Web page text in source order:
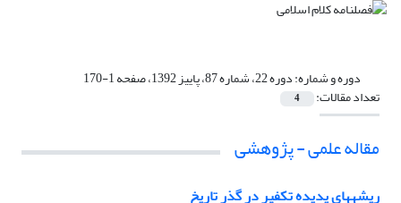
دوره و شماره:دوره 22، شماره 87، پاییز 1392، صفحه 1-170
تعداد مقالات: 4
مقاله علمی - پژوهشی
ریشه‏های پدیده تکفیر در گذر تاریخ